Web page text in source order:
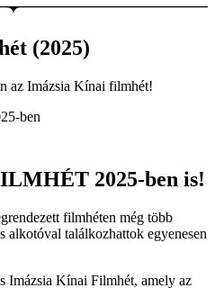
(2025)
az Imázsia Kínai filmhét!
ben
2025-ben is!
filmhéten még több
alkotóval találkozhattok egyenesen
Imázsia Kínai Filmhét, amely az